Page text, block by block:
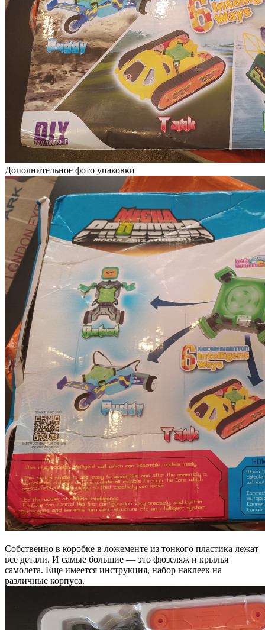
Дополнительное фото упаковки
Собственно в коробке в ложементе из тонкого пластика лежат
все детали. И самые большие — это фюзеляж и крылья
самолета. Еще имеется инструкция, набор наклеек на
различные корпуса.